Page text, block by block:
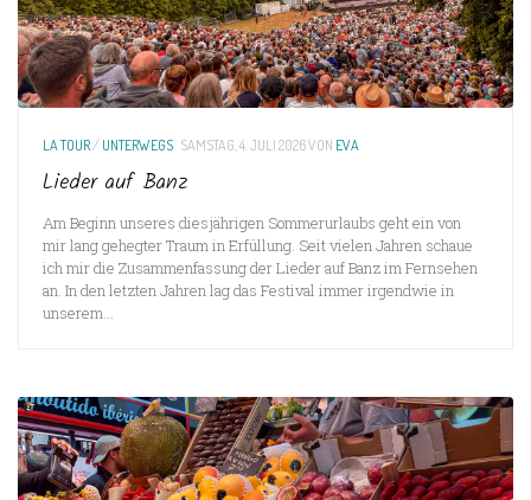
LA TOUR/UNTERWEGS SAMSTAG, 4. JULI 2026VON EVA
Lieder auf Banz
Am Beginn unseres diesjährigen Sommerurlaubs geht ein von
mir lang gehegter Traum in Erfüllung. Seit vielen Jahren schaue
ich mir die Zusammenfassung der Lieder auf Banz im Fernsehen
an. In den letzten Jahren lag das Festival immer irgendwie in
unserem...